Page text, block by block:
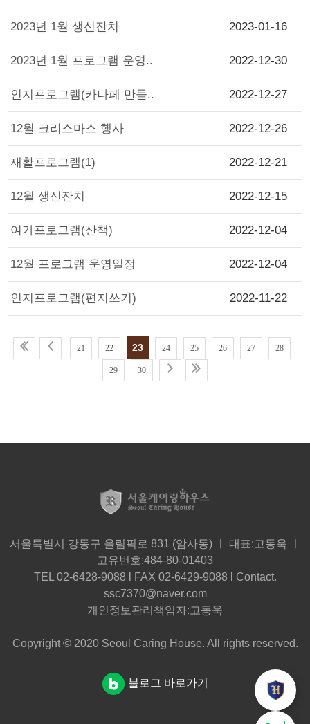
2023년 1월 생신잔치 2023-01-16
2023년 1월 프로그램 운영.. 2022-12-30
인지프로그램(카나페 만들.. 2022-12-27
12월 크리스마스 행사 2022-12-26
재활프로그램(1) 2022-12-21
12월 생신잔치 2022-12-15
여가프로그램(산책) 2022-12-04
12월 프로그램 운영일정 2022-12-04
인지프로그램(편지쓰기) 2022-11-22
21 22 23 24 25 26 27 28
29 30
서울특별시 강동구 올림픽로 831 (암사동) ㅣ 대표:고동욱 ㅣ
고유번호:484-80-01403
TEL 02-6428-9088 l FAX 02-6429-9088 l Contact.
ssc7370@naver.com
개인정보관리책임자:고동욱
Copyright © 2020 Seoul Caring House. All rights reserved.
블로그 바로가기
더